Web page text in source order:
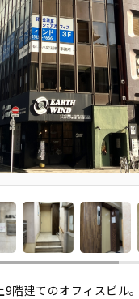
9階建てのオフィスビル